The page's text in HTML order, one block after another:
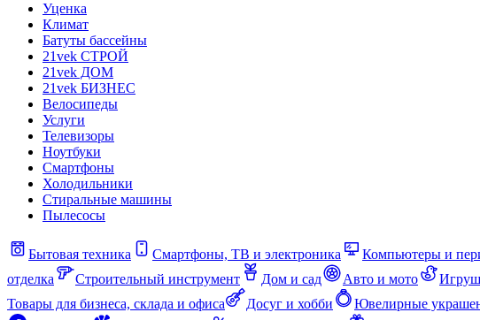
Уценка
Климат
Батуты бассейны
21vek СТРОЙ
21vek ДОМ
21vek БИЗНЕС
Велосипеды
Услуги
Телевизоры
Ноутбуки
Смартфоны
Холодильники
Стиральные машины
Пылесосы
Бытовая техника Смартфоны, ТВ и электроника Компьютеры и
отделка
Строительный инструмент Дом и сад Авто и мото
Товары для бизнеса, склада и офиса
Досуг и хобби Ювелирные